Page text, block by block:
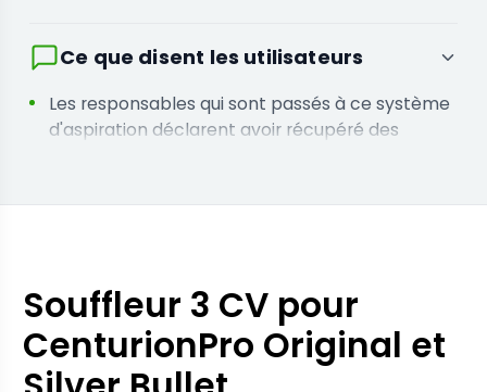
Ce que disent les utilisateurs
Les responsables qui sont passés à ce système
d'aspiration déclarent avoir récupéré des
Les installations qui ont adopté ce souffleur
débris dans l'espace de travail
Souffleur 3 CV pour
CenturionPro Original et